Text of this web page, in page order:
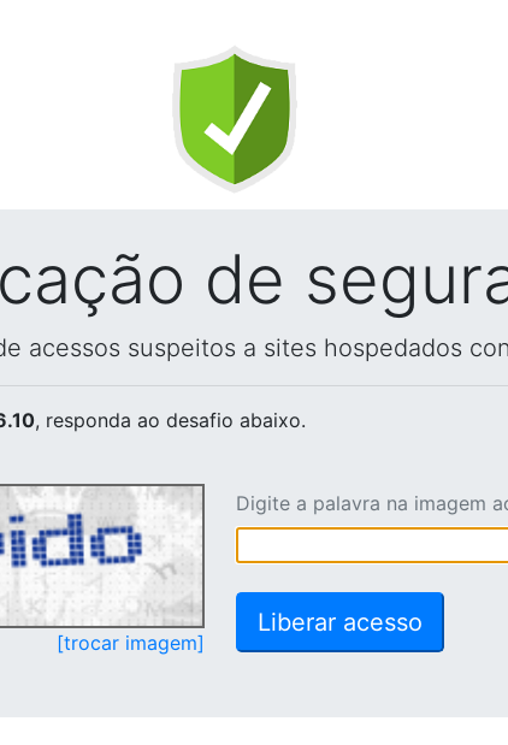
de
acessos suspeitos a sites hospedados
, responda ao desafio abaixo.
[trocar imagem]
Digite a palavra na imagem